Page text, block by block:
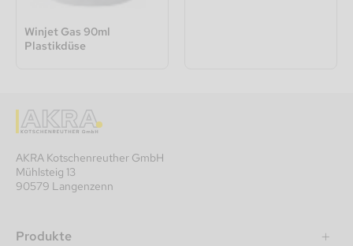
Winjet Gas 90ml
Plastikdüse
AKRA Kotschenreuther GmbH
Mühlsteig 13
90579 Langenzenn
Produkte